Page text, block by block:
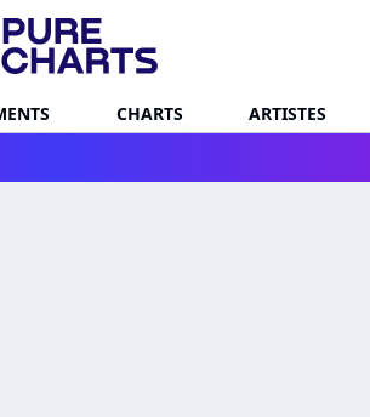
CHARTS ARTISTES